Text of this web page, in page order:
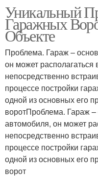
Уникальный
Гаражных
Объекте
Проблема. Гараж –
он может
непосредственно
процессе постройки
одной из основных его
воротПроблема. Гараж
автомобиля, он может
непосредственно
процессе постройки
одной из основных его
ворот